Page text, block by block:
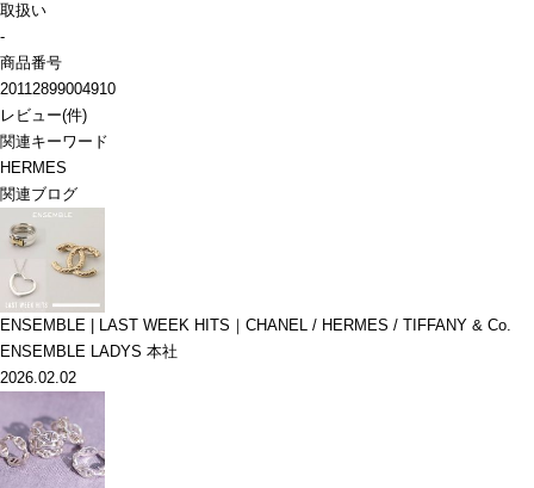
取扱い
-
商品番号
20112899004910
レビュー(件)
関連キーワード
HERMES
関連ブログ
ENSEMBLE | LAST WEEK HITS｜CHANEL / HERMES / TIFFANY & Co.
ENSEMBLE LADYS 本社
2026.02.02